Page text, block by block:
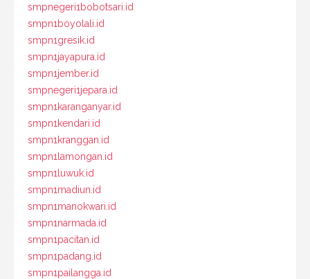
smpnegeri1bobotsari.id
smpn1boyolali.id
smpn1gresik.id
smpn1jayapura.id
smpn1jember.id
smpnegeri1jepara.id
smpn1karanganyar.id
smpn1kendari.id
smpn1kranggan.id
smpn1lamongan.id
smpn1luwuk.id
smpn1madiun.id
smpn1manokwari.id
smpn1narmada.id
smpn1pacitan.id
smpn1padang.id
smpn1pailangga.id